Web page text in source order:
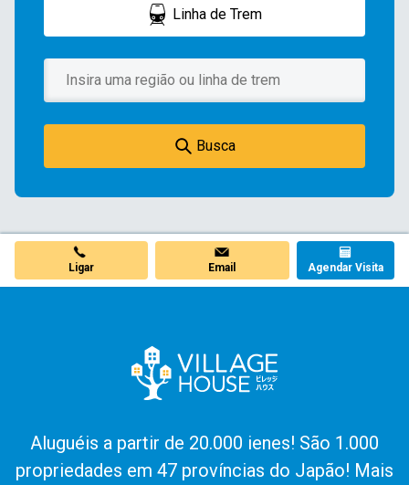
Linha de Trem
Busca
Ligar Email Agendar Visita
Aluguéis a partir de 20.000 ienes! São 1.000
propriedades em 47 províncias do Japão! Mais